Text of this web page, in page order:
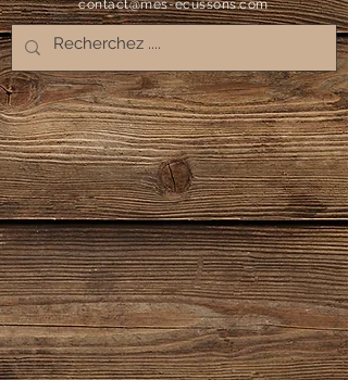
contact@mes-ecussons.com